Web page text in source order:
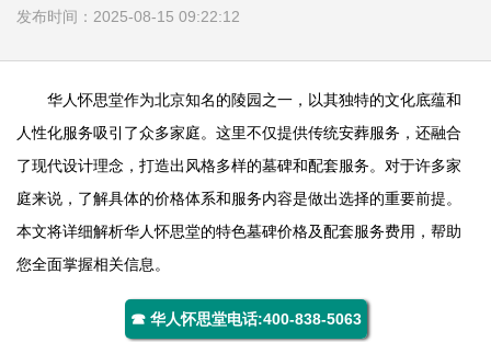
发布时间：2025-08-15 09:22:12
华人怀思堂作为北京知名的陵园之一，以其独特的文化底蕴和
人性化服务吸引了众多家庭。这里不仅提供传统安葬服务，还融合
了现代设计理念，打造出风格多样的墓碑和配套服务。对于许多家
庭来说，了解具体的价格体系和服务内容是做出选择的重要前提。
本文将详细解析华人怀思堂的特色墓碑价格及配套服务费用，帮助
您全面掌握相关信息。
☎ 华人怀思堂电话:400-838-5063